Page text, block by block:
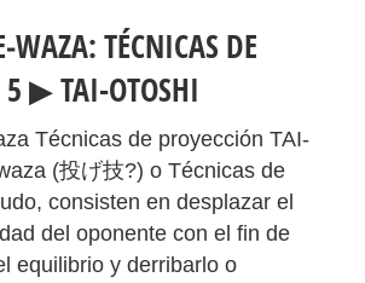
TÉCNICAS DE
5 ▶ TAI-OTOSHI
Técnicas de proyección TAI-
(投げ技?) o Técnicas de
consisten en desplazar el
del oponente con el fin de
equilibrio y derribarlo o